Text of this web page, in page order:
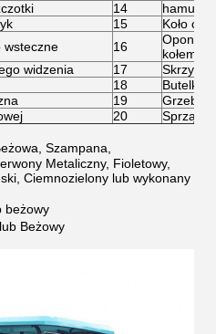
14
hamulce
15
Koło
wsteczne 16
Opona
kołem
widzenia 17
18
Butelka
19
20
Szampana,
Metaliczny, Fioletowy,
Ciemnozielony lub wykonany
beżowy
Beżowy